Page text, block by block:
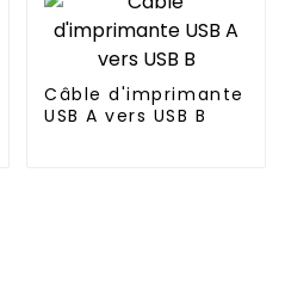
Câble d'imprimante
USB A vers USB B